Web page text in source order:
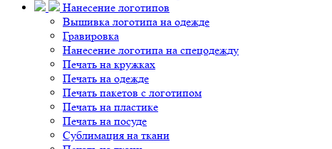
Нанесение логотипов
Вышивка логотипа на одежде
Гравировка
Нанесение логотипа на спецодежду
Печать на кружках
Печать на одежде
Печать пакетов с логотипом
Печать на пластике
Печать на посуде
Сублимация на ткани